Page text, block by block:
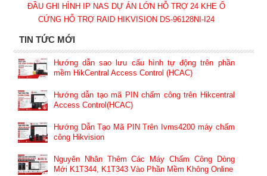
ĐẦU GHI HÌNH IP NAS DỰ ÁN LỚN HỖ TRỢ 24 KHE Ổ
CỨNG HỖ TRỢ RAID HIKVISION DS-96128NI-I24
TIN TỨC MỚI
Hướng dẫn sao lưu cấu hình tự động trên phần
mềm HikCentral Access Control (HCAC)
Hướng dẫn tạo mã PIN chấm công trên Hikcentral
Access Control(HCAC)
Hướng Dẫn Tạo Mã PIN Trên Ivms4200 máy chấm
công Hikvision
Nguyên Nhân Thêm Các Máy Chấm Công Dòng
Mới K1T344, K1T343 Vào Phần Mềm Không Online